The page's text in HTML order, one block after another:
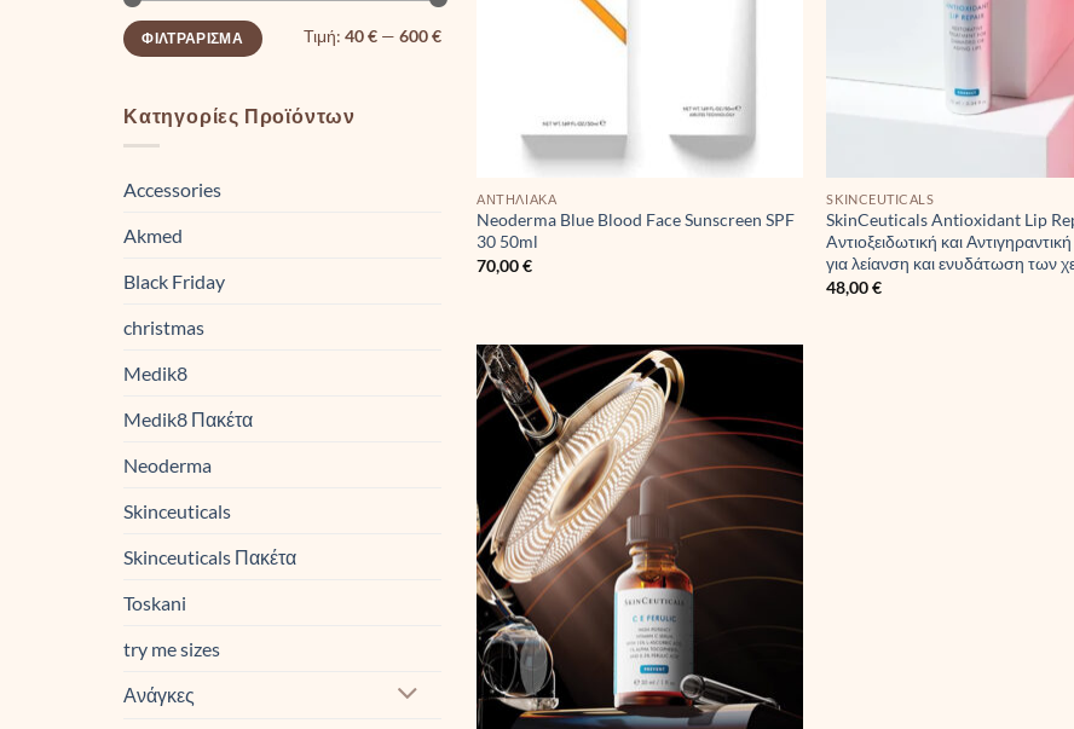
Ελάχιστη
τιμή
Μέγιστη
τιμήΦΙΛΤΡΆΡΙΣΜΑ Τιμή: 40 €— 600 €
Κατηγορίες Προϊόντων
Accessories
Akmed
Black Friday
christmas
Medik8
Medik8 Πακέτα
Neoderma
Skinceuticals
Skinceuticals Πακέτα
Toskani
try me sizes
Ανάγκες
ΑΝΤΗΛΙΑΚΆ
Neoderma Blue Blood Face Sunscreen SPF
30 50ml
70,00€
SKINCEUTICALS
SkinCeuticals Antioxidant Lip
Aντιοξειδωτική και
για λείανση και ενυδάτωση των
48,00€